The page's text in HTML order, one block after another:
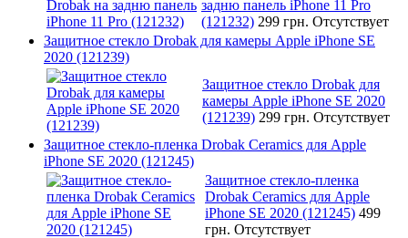
задню панель iPhone 11 Pro
(121232) 299 грн. Отсутствует
Защитное стекло Drobak для камеры Apple iPhone SE
2020 (121239)
Защитное стекло Drobak для
камеры Apple iPhone SE 2020
(121239) 299 грн. Отсутствует
Защитное стекло-пленка Drobak Ceramics для Apple
iPhone SE 2020 (121245)
Защитное стекло-пленка
Drobak Ceramics для Apple
iPhone SE 2020 (121245) 499
грн. Отсутствует